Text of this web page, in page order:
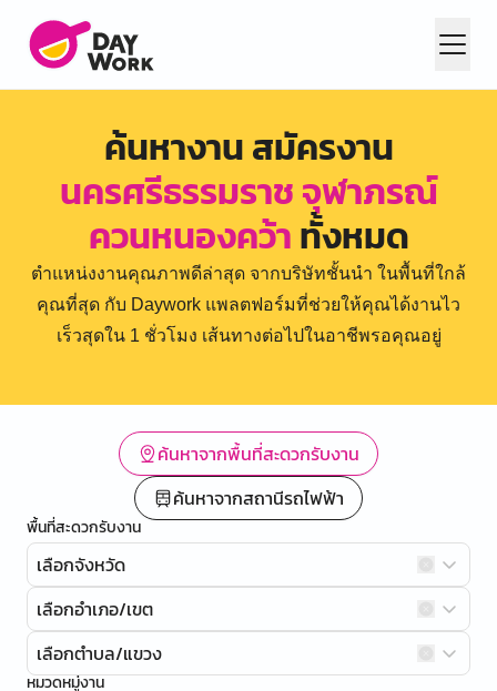
ค้นหางาน สมัครงาน
นครศรีธรรมราช จุฬาภรณ์
ควนหนองคว้าทั้งหมด
ตำแหน่งงานคุณภาพดีล่าสุด จากบริษัทชั้นนำ ในพื้นที่ใกล้
คุณที่สุด กับ Daywork แพลตฟอร์มที่ช่วยให้คุณได้งานไว
เร็วสุดใน 1 ชั่วโมง เส้นทางต่อไปในอาชีพรอคุณอยู่
ค้นหาจากพื้นที่สะดวกรับงาน
ค้นหาจากสถานีรถไฟฟ้า
พื้นที่สะดวกรับงาน
เลือกจังหวัด
เลือกอำเภอ/เขต
เลือกตำบล/แขวง
หมวดหมู่งาน